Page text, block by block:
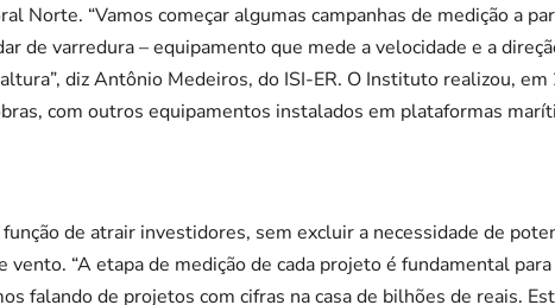
Norte. “Vamos começar algumas campanhas de medição a
de varredura – equipamento que mede a velocidade e a
diz Antônio Medeiros, do ISI-ER. O Instituto realizou,
com outros equipamentos instalados em plataformas
de atrair investidores, sem excluir a necessidade de
vento. “A etapa de medição de cada projeto é fundamental
falando de projetos com cifras na casa de bilhões de reais.